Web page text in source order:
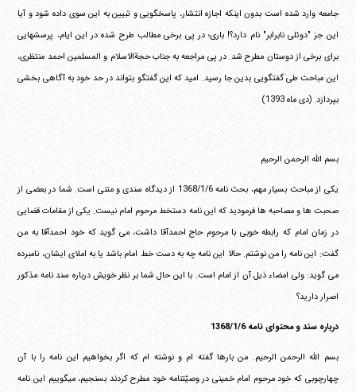
جامعه وارد شده است بدون اینکه اجازه انتشار، پاسخگویی و تبیین به این سوی داده شود و آیا
این جز "دوئلی نابرابر" نام دارد؟! باری؛ در پی برخی مطالب طرح شده در این ایام، پرسشهایی
برای برخی از دوستان مطرح شد. در پی مراجعه به جناب حجةالاسلام و المسلمین احمد منتظری،
این مباحث طی گفتگویی بدین جا رسید. امید که این گفتگو بتواند در حد خود به آگاهی بخشی
بپردازد. (دی ماه 1393)
بسم الله الرحمن الرحیم
یکی از مباحث بسیار مهم، بحث نامه 1368/1/6 از دیدگاه سندی و متنی است. شما در بعضی از
صحبت ها و مصاحبه ها فرمودید که این نامه دستخط مرحوم امام نیست. یکی از مقامات قضایی
در زمان امام که رابطه خوبی با مرحوم حاج احمدآقا داشت، می گوید که خود احمدآقا به من
گفت: این نامه را من نوشتم. حالا این نامه چه به دست خط امام باشد یا به املای ایشان، نامبرده
می گوید: ولی امضاء ذیل آن از امام است. با این حال شما بر نظر خویش درباره سند نامه مذکور
اصرار دارید؟
درباره سند و محتوای نامه 1368/1/6
بسم الله الرحمن الرحیم. من بارها گفته ام و نوشته ام که اگر بخواهیم این نامه را با آن
چهارچوبی که خود مرحوم امام خمینی در وصیّتنامه خود مطرح کردند بسنجیم، میگوییم این نامه